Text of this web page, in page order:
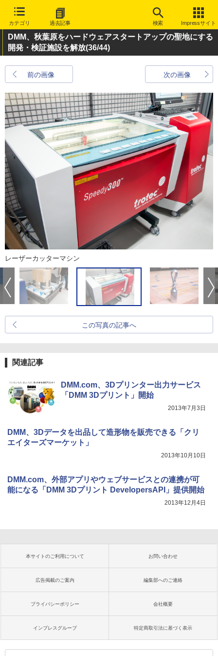
カテゴリ 過去記事 検索 Impressサイト
DMM、秋葉原をハードウェアスタートアップの聖地にする
開発・検証施設を解放(36/44)
前の画像 次の画像
レーザーカッターマシン
この写真の記事へ
関連記事
DMM.com、3Dプリンター出力サービス
「DMM 3Dプリント」開始
2013年7月3日
DMM、3Dデータを出品して造形物を販売できる「クリ
エイターズマーケット」
2013年10月10日
DMM.com、外部アプリやウェブサービスとの連携が可
能になる「DMM 3Dプリント DevelopersAPI」提供開始
2013年12月4日
本サイトのご利用について お問い合わせ
広告掲載のご案内 編集部へのご連絡
プライバシーポリシー 会社概要
インプレスグループ 特定商取引法に基づく表示